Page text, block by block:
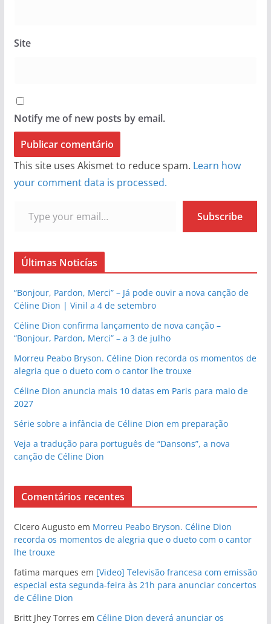
Site
Notify me of new posts by email.
This site uses Akismet to reduce spam. Learn how
your comment data is processed.
Subscribe
Últimas Noticías
“Bonjour, Pardon, Merci” – Já pode ouvir a nova canção de
Céline Dion | Vinil a 4 de setembro
Céline Dion confirma lançamento de nova canção –
“Bonjour, Pardon, Merci” – a 3 de julho
Morreu Peabo Bryson. Céline Dion recorda os momentos de
alegria que o dueto com o cantor lhe trouxe
Céline Dion anuncia mais 10 datas em Paris para maio de
2027
Série sobre a infância de Céline Dion em preparação
Veja a tradução para português de “Dansons”, a nova
canção de Céline Dion
Comentários recentes
CIcero Augustoem Morreu Peabo Bryson. Céline Dion
recorda os momentos de alegria que o dueto com o cantor
lhe trouxe
fatima marques em [Video] Televisão francesa com emissão
especial esta segunda-feira às 21h para anunciar concertos
de Céline Dion
Britt Jhey Torres em Céline Dion deverá anunciar os